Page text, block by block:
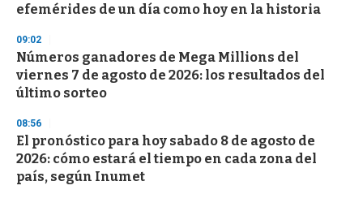
efemérides de un día como hoy en la historia
09:02
Números ganadores de Mega Millions del
viernes 7 de agosto de 2026: los resultados del
último sorteo
08:56
El pronóstico para hoy sabado 8 de agosto de
2026: cómo estará el tiempo en cada zona del
país, según Inumet